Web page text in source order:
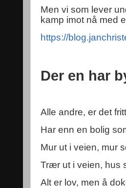
Men vi som lever
kamp imot nå med
https://
Der en har
Alle andre, er det
Har enn en bolig
Mur ut i veien, mur
Trær ut i veien, hus
Alt er lov, men å